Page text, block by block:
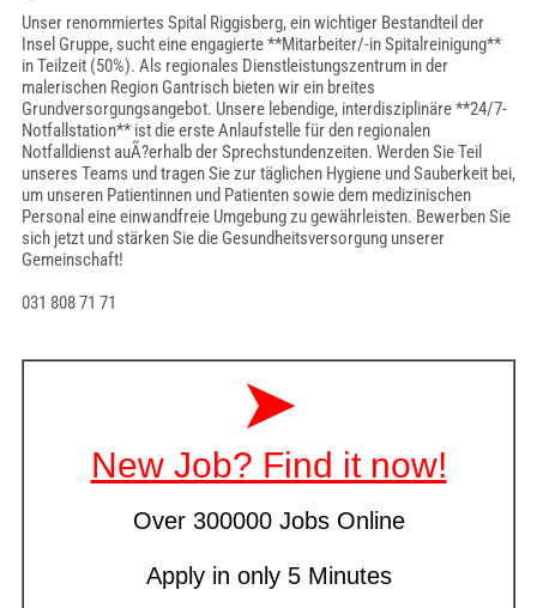
Unser renommiertes Spital Riggisberg, ein wichtiger Bestandteil der
Insel Gruppe, sucht eine engagierte **Mitarbeiter/-in Spitalreinigung**
in Teilzeit (50%). Als regionales Dienstleistungszentrum in der
malerischen Region Gantrisch bieten wir ein breites
Grundversorgungsangebot. Unsere lebendige, interdisziplinäre **24/7-
Notfallstation** ist die erste Anlaufstelle für den regionalen
Notfalldienst auÃ?erhalb der Sprechstundenzeiten. Werden Sie Teil
unseres Teams und tragen Sie zur täglichen Hygiene und Sauberkeit bei,
um unseren Patientinnen und Patienten sowie dem medizinischen
Personal eine einwandfreie Umgebung zu gewährleisten. Bewerben Sie
sich jetzt und stärken Sie die Gesundheitsversorgung unserer
Gemeinschaft!
031 808 71 71